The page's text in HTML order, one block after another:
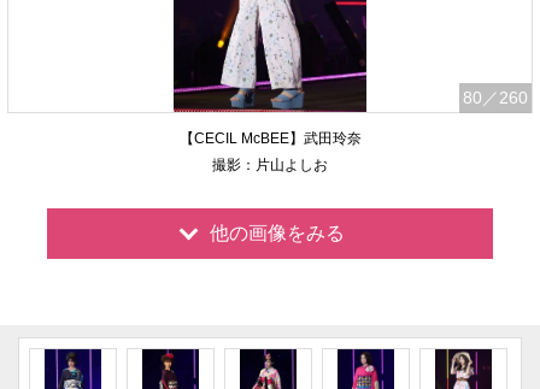
80 ／260
【CECIL McBEE】武田玲奈
撮影：片山よしお
他の画像をみる